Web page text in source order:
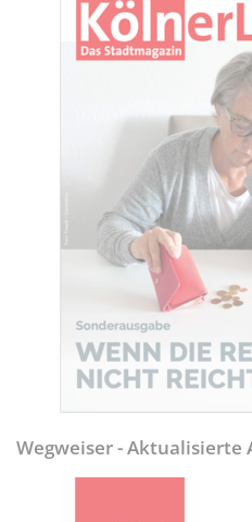
Wegweiser - Aktualisierte